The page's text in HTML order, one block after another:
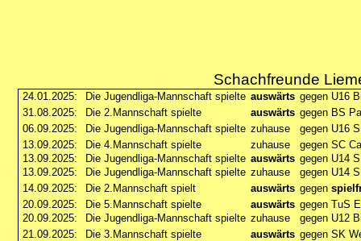
Schachfreunde
24.01.2025: Die Jugendliga-Mannschaft spielte auswärts gegen U16
31.08.2025:
Die 2.Mannschaft spielte auswärts gegen BS
06.09.2025:
Die Jugendliga-Mannschaft spielte zuhause
gegen U16
13.09.2025:
Die 4.Mannschaft spielte zuhause
gegen SC
13.09.2025:
Die Jugendliga-Mannschaft spielte auswärts gegen U14
13.09.2025:
Die Jugendliga-Mannschaft spielte zuhause
gegen U14
14.09.2025:
Die 2.Mannschaft spielt auswärts gegen
20.09.2025:
Die 5.Mannschaft spielte auswärts gegen TuS
20.09.2025:
Die Jugendliga-Mannschaft spielte zuhause
gegen U12
21.09.2025:
Die 3.Mannschaft spielte auswärts gegen SK